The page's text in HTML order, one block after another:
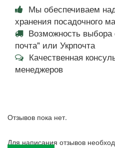
Мы обеспечиваем
хранения посадочного
Возможность выбора
почта" или Укрпочта
Качественная
менеджеров
Отзывов пока нет.
Для написания отзывов